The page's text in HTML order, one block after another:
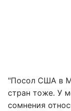
"Посол США в
стран тоже. У
сомнения